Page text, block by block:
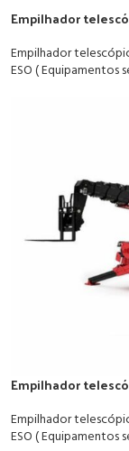
Empilhador
Empilhador
ESO ( Equipamentos
Empilhador
Empilhador
ESO ( Equipamentos